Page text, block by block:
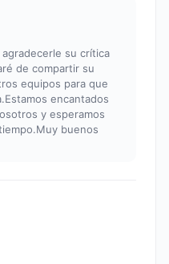
su crítica
de compartir su
equipos para que
encantados
y esperamos
buenos